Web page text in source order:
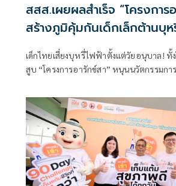
สสส.เผยผลสำเร็จ “โครงการ
สร้างภูมิคุ้มกันเด็กเล็กต้านบุห
ครอบคลุม 70 จังหวัด
เด็กไทยเสี่ยงบุหรี่ไฟฟ้าตั้งแต่วัยอนุบาล! ทั้
สูบ “โครงการอารักข์สา” หนุนนวัตกรรมการ
เสี่ยงตั้งแต่วัยเยาว์